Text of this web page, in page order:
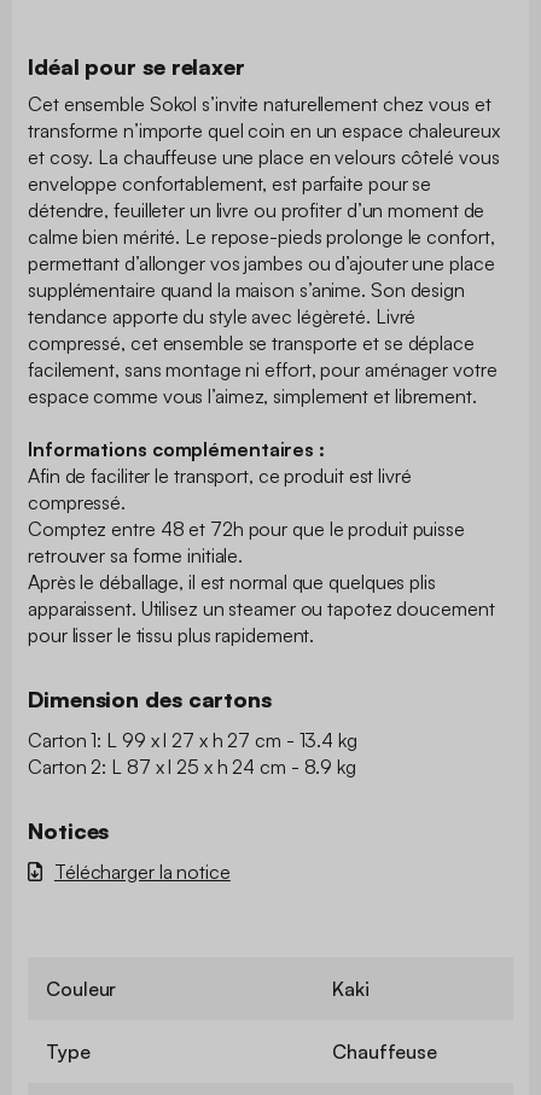
Idéal pour se relaxer
Cet ensemble Sokol s’invite naturellement chez vous et
transforme n’importe quel coin en un espace chaleureux
et cosy. La chauffeuse une place en velours côtelé vous
enveloppe confortablement, est parfaite pour se
détendre, feuilleter un livre ou profiter d’un moment de
calme bien mérité. Le repose-pieds prolonge le confort,
permettant d’allonger vos jambes ou d’ajouter une place
supplémentaire quand la maison s’anime. Son design
tendance apporte du style avec légèreté. Livré
compressé, cet ensemble se transporte et se déplace
facilement, sans montage ni effort, pour aménager votre
espace comme vous l’aimez, simplement et librement.
Informations complémentaires :
Afin de faciliter le transport, ce produit est livré
compressé.
Comptez entre 48 et 72h pour que le produit puisse
retrouver sa forme initiale.
Après le déballage, il est normal que quelques plis
apparaissent. Utilisez un steamer ou tapotez doucement
pour lisser le tissu plus rapidement.
Dimension des cartons
Carton 1: L 99 x l 27 x h 27 cm - 13.4 kg
Carton 2: L 87 x l 25 x h 24 cm - 8.9 kg
Notices
Télécharger la notice
Couleur Kaki
Type Chauffeuse